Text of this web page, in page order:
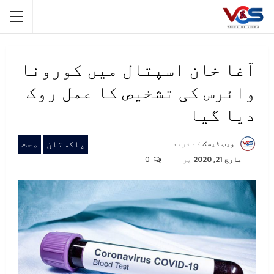
آغا خان اسپتال میں کورونا
وائرس کی تشخیص کا عمل روک
دیا گیا
پاکستان صحت ویب ڈیسک کے ذریعہ
مارچ 21, 2020
پر